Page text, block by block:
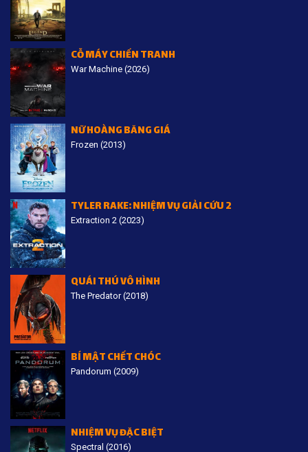
CỖ MÁY CHIẾN TRANH
War Machine (2026)
NỮ HOÀNG BĂNG GIÁ
Frozen (2013)
TYLER RAKE: NHIỆM VỤ GIẢI CỨU 2
Extraction 2 (2023)
QUÁI THÚ VÔ HÌNH
The Predator (2018)
BÍ MẬT CHẾT CHÓC
Pandorum (2009)
NHIỆM VỤ ĐẶC BIỆT
Spectral (2016)